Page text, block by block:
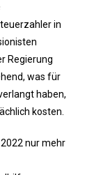
in
Regierung
was für
haben,
kosten.
nur mehr